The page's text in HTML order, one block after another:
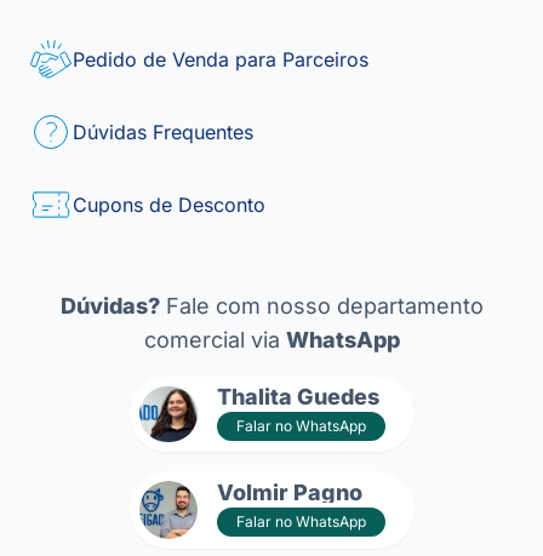
Pedido de Venda para Parceiros
Dúvidas Frequentes
Cupons de Desconto
Dúvidas?Fale com nosso departamento
comercial via WhatsApp
Thalita Guedes
Falar no WhatsApp
Volmir Pagno
Falar no WhatsApp